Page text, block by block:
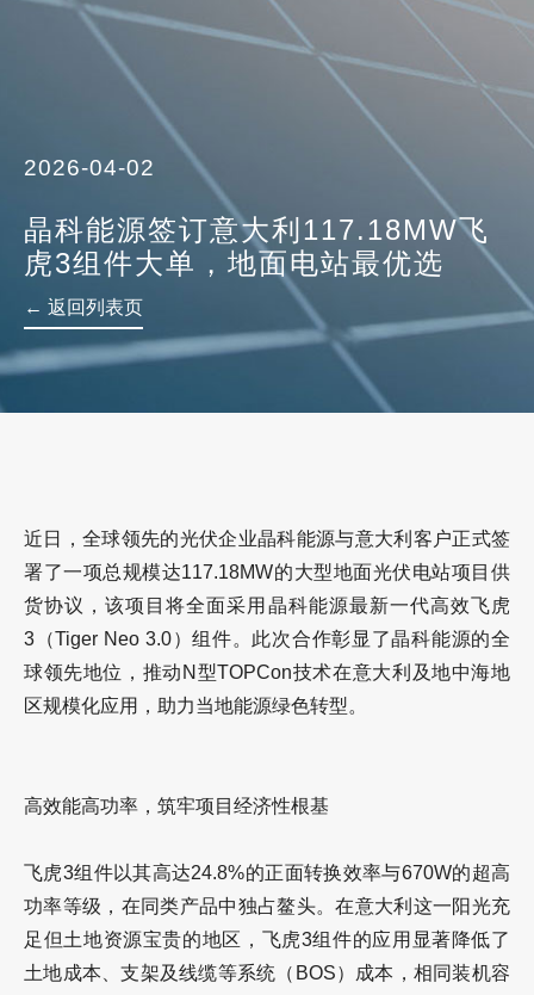
2026-04-02
晶科能源签订意大利117.18MW飞
虎3组件大单，地面电站最优选
← 返回列表页
近日，全球领先的光伏企业晶科能源与意大利客户正式签
署了一项总规模达117.18MW的大型地面光伏电站项目供
货协议，该项目将全面采用晶科能源最新一代高效飞虎
3（Tiger Neo 3.0）组件。此次合作彰显了晶科能源的全
球领先地位，推动N型TOPCon技术在意大利及地中海地
区规模化应用，助力当地能源绿色转型。
高效能高功率，筑牢项目经济性根基
飞虎3组件以其高达24.8%的正面转换效率与670W的超高
功率等级，在同类产品中独占鳌头。在意大利这一阳光充
足但土地资源宝贵的地区，飞虎3组件的应用显著降低了
土地成本、支架及线缆等系统（BOS）成本，相同装机容